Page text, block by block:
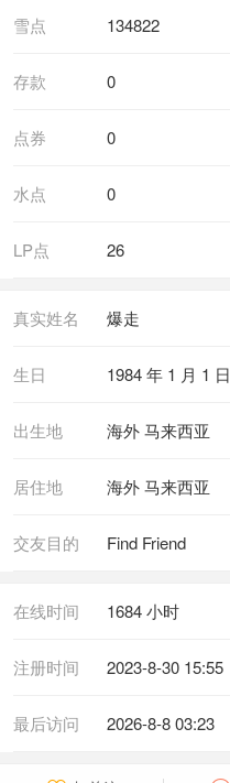
雪点 134822
存款 0
点券 0
水点 0
LP点 26
真实姓名 爆走
生日 1984 年 1 月 1 日
出生地 海外 马来西亚
居住地 海外 马来西亚
交友目的 Find Friend
在线时间 1684 小时
注册时间 2023-8-30 15:55
最后访问 2026-8-8 03:23